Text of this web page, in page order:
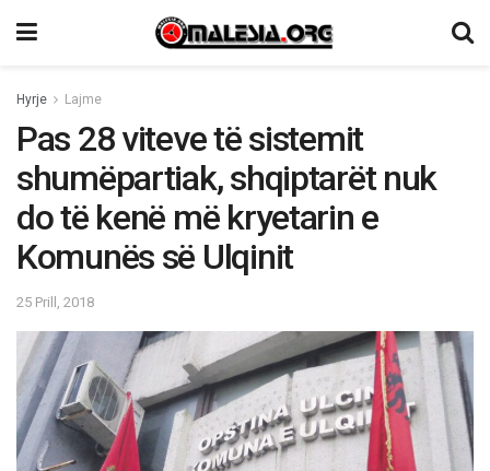
Hyrje Lajme
Pas 28 viteve të sistemit
shumëpartiak, shqiptarët nuk
do të kenë më kryetarin e
Komunës së Ulqinit
25 Prill, 2018